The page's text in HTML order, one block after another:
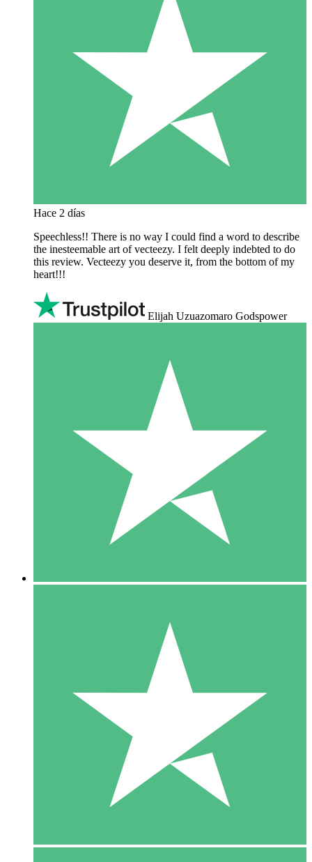
Hace 2 días
Speechless!! There is no way I could find a word to describe
the inesteemable art of vecteezy. I felt deeply indebted to do
this review. Vecteezy you deserve it, from the bottom of my
heart!!!
Elijah Uzuazomaro Godspower